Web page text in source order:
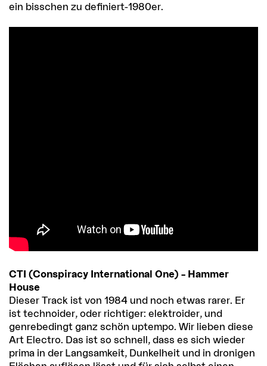
ein bisschen zu definiert-1980er.
CTI (Conspiracy International One) – Hammer
House
Dieser Track ist von 1984 und noch etwas rarer. Er
ist technoider, oder richtiger: elektroider, und
genrebedingt ganz schön uptempo. Wir lieben diese
Art Electro. Das ist so schnell, dass es sich wieder
prima in der Langsamkeit, Dunkelheit und in dronigen